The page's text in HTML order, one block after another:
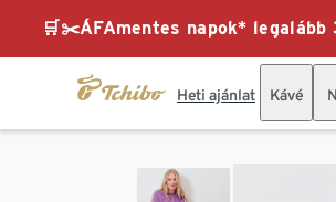
🛒✂️ÁFAmentes napok*
Heti ajánlat Kávé